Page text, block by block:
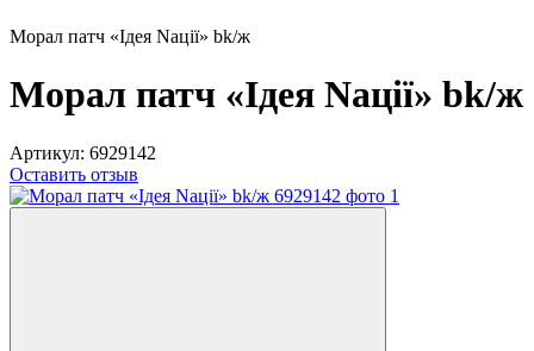
Морал патч «Ідея Nації» bk/ж
Морал патч «Ідея Nації» bk/ж
Артикул: 6929142
Оставить отзыв